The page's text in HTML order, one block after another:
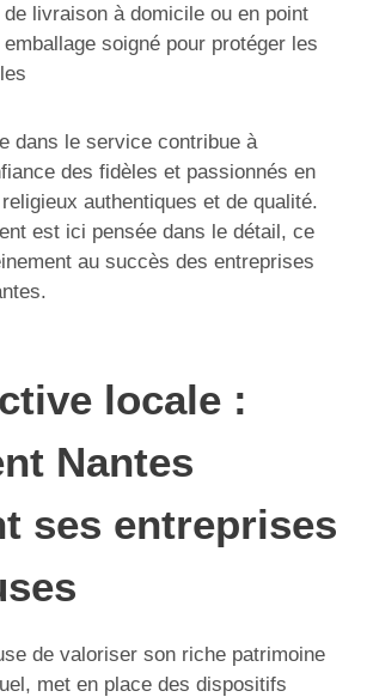
livraison à domicile ou en point
soigné pour protéger les
dans le service contribue à
des fidèles et passionnés en
authentiques et de qualité.
est ici pensée dans le détail, ce
au succès des entreprises
locale :
Nantes
ses entreprises
de valoriser son riche patrimoine
met en place des dispositifs